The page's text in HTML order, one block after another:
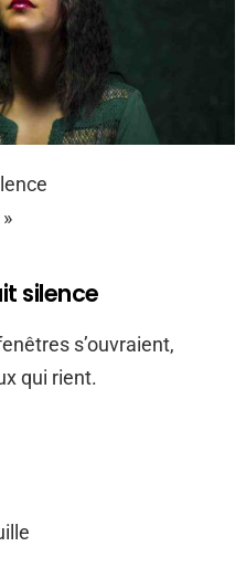
silence
s’ouvraient,
qui rient.